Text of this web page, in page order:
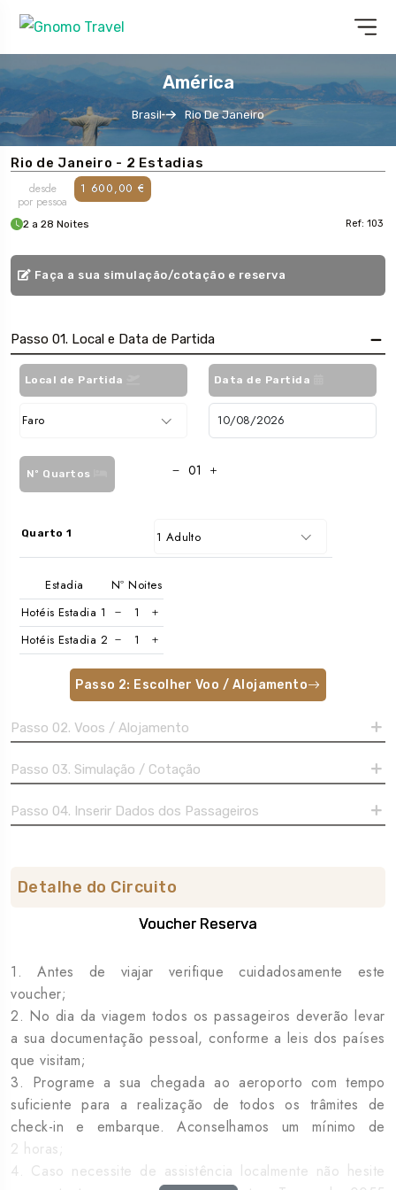
América
Brasil Rio De Janeiro
Rio de Janeiro - 2 Estadias
desde
por pessoa
1 600,00 €
2 a 28 Noites Ref: 103
Faça a sua simulação/cotação e reserva
Passo 01. Local e Data de Partida
Local de Partida
Faro
Data de Partida
Nº Quartos
Quarto 1 1 Adulto
Estadia
Nº Noites
Hotéis Estadia 1
Hotéis Estadia 2
Passo 2: Escolher Voo / Alojamento
Passo 02. Voos / Alojamento
Passo 03. Simulação / Cotação
Passo 04. Inserir Dados dos Passageiros
Detalhe do Circuito
Voucher Reserva
1. Antes de viajar verifique cuidadosamente este
voucher;
2. No dia da viagem todos os passageiros deverão levar
a sua documentação pessoal, conforme a leis dos países
que visitam;
3. Programe a sua chegada ao aeroporto com tempo
suficiente para a realização de todos os trâmites de
check-in e embarque. Aconselhamos um mínimo de
2 horas;
4. Caso necessite de assistência localmente não hesite